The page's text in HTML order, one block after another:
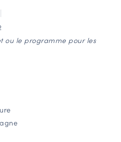
ou le programme pour les